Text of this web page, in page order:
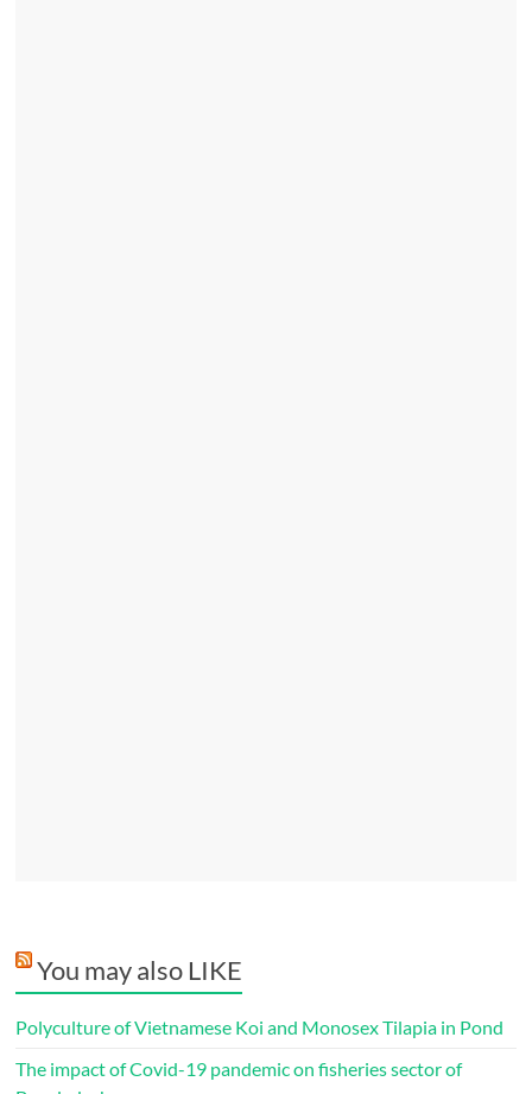
You may also LIKE
Polyculture of Vietnamese Koi and Monosex Tilapia in Pond
The impact of Covid-19 pandemic on fisheries sector of